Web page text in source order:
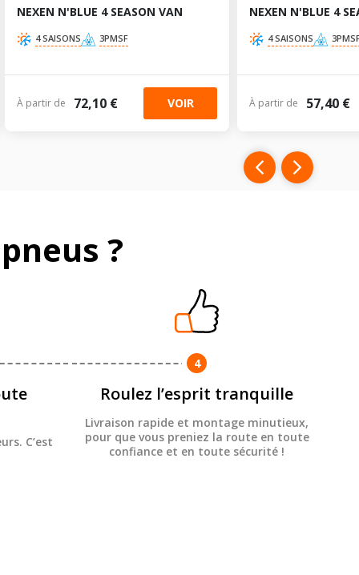
NEXEN N'BLUE 4 SEASON VAN
4 SAISONS 3PMSF
À partir de 72,10 € VOIR
NEXEN N'BLUE 4
4 SAISONS
À partir de 57,40 €
?
C’est
4
Roulez l’esprit tranquille
Livraison rapide et montage minutieux,
pour que vous preniez la route en toute
confiance et en toute sécurité !